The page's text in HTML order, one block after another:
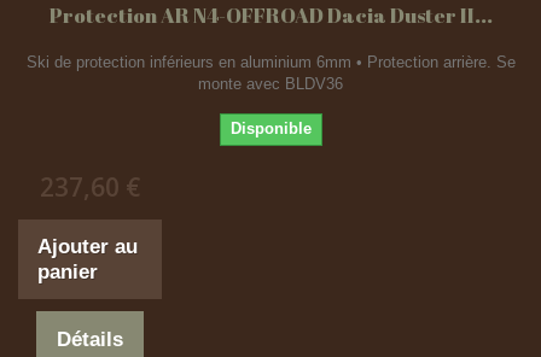
Protection AR N4-OFFROAD Dacia Duster II...
Ski de protection inférieurs en aluminium 6mm • Protection arrière. Se
monte avec BLDV36
Disponible
237,60 €
Ajouter au
panier
Détails